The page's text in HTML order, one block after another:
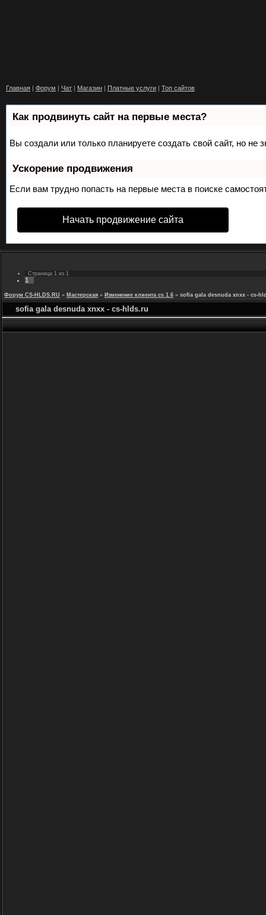
Главная | Форум | Чат | Магазин | Платные услуги | Топ сайтов
Как продвинуть сайт на первые места?
Вы создали или только планируете создать свой сайт, но
Ускорение продвижения
Если вам трудно попасть на первые места в поиске
Начать продвижение сайта
Страница 1 из 1
1
Форум CS-HLDS.RU » Мастерская » Изменение клиента cs 1.6 » sofia gala desnuda xnxx - cs-
sofia gala desnuda xnxx - cs-hlds.ru